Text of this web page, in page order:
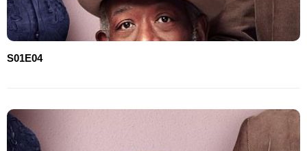
S01E04